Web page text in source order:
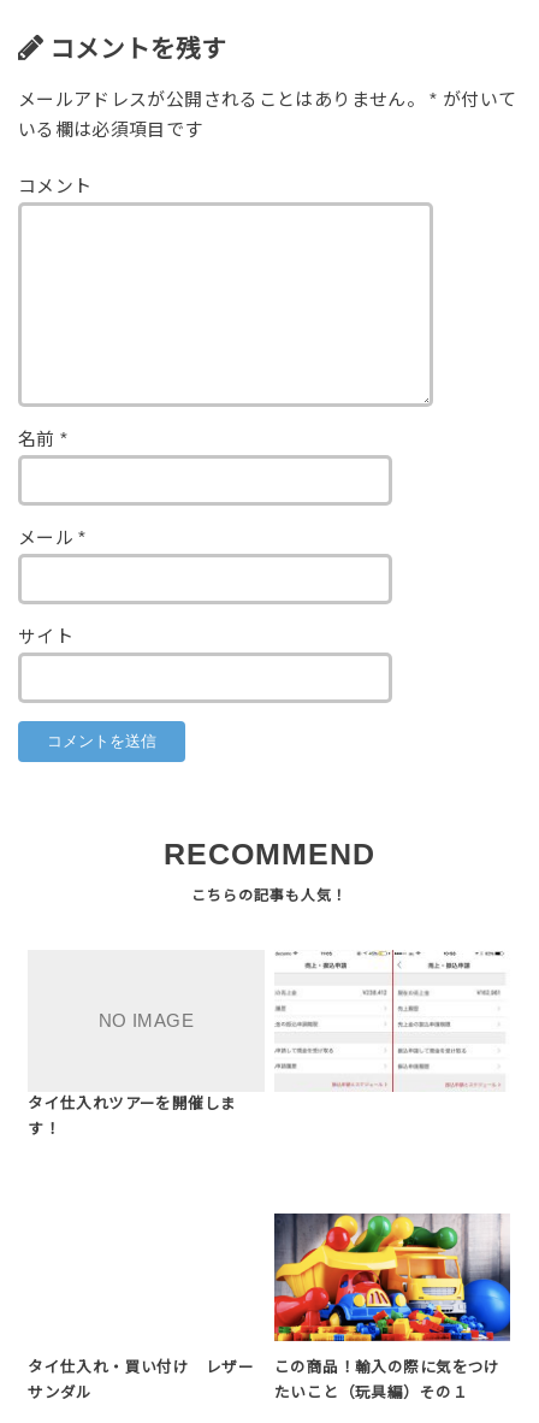
コメントを残す
メールアドレスが公開されることはありません。 * が付いて
いる欄は必須項目です
コメント
名前 *
メール*
サイト
RECOMMEND
タイ仕入れツアーを開催しま
す！
タイ仕入れ・買い付け レザー
サンダル
この商品！輸入の際に気をつけ
たいこと（玩具編）その１